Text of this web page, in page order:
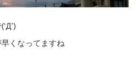
くなってますね